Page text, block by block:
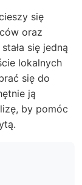
się
oraz
stała się jedną
lokalnych
się do
ją
by pomóc